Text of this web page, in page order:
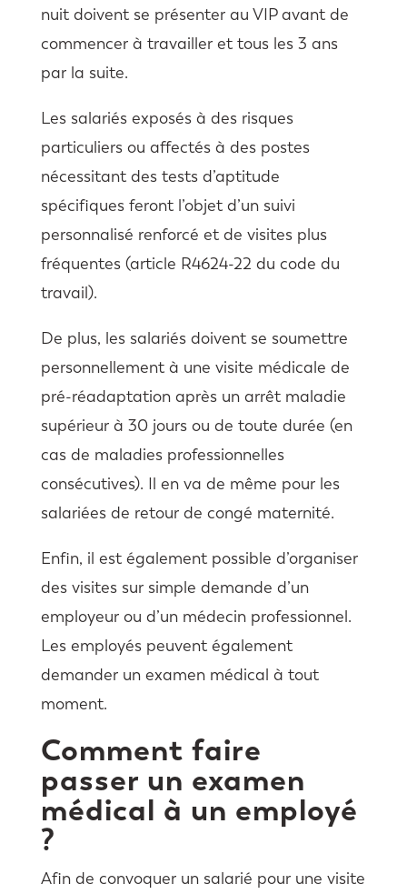
nuit doivent se présenter au VIP avant de
commencer à travailler et tous les 3 ans
par la suite.
Les salariés exposés à des risques
particuliers ou affectés à des postes
nécessitant des tests d’aptitude
spécifiques feront l’objet d’un suivi
personnalisé renforcé et de visites plus
fréquentes (article R4624-22 du code du
travail).
De plus, les salariés doivent se soumettre
personnellement à une visite médicale de
pré-réadaptation après un arrêt maladie
supérieur à 30 jours ou de toute durée (en
cas de maladies professionnelles
consécutives). Il en va de même pour les
salariées de retour de congé maternité.
Enfin, il est également possible d’organiser
des visites sur simple demande d’un
employeur ou d’un médecin professionnel.
Les employés peuvent également
demander un examen médical à tout
moment.
Comment faire
passer un examen
médical à un employé
?
Afin de convoquer un salarié pour une visite